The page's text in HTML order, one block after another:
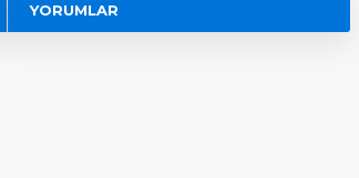
YORUMLAR